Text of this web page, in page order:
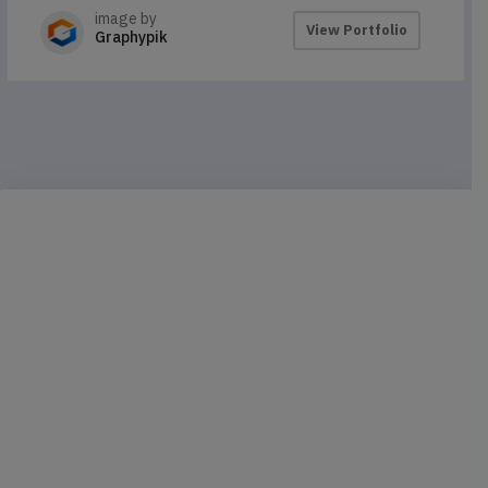
image by
Graphypik View Portfolio